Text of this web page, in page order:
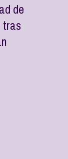
de
tras